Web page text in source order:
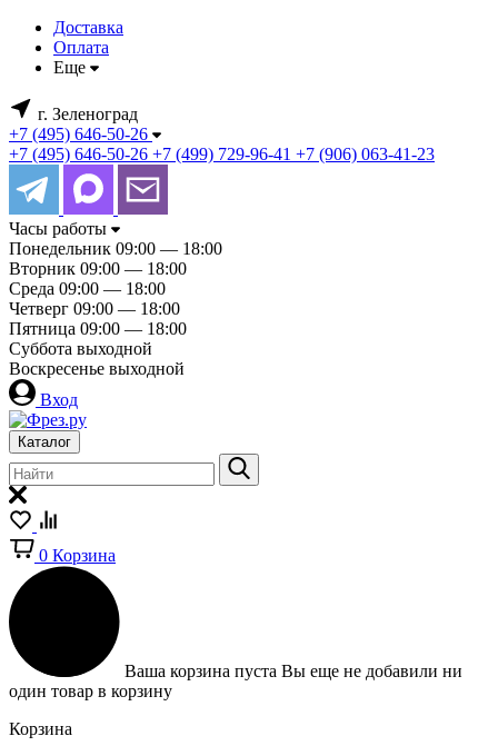
Доставка
Оплата
Еще
г. Зеленоград
+7 (495) 646-50-26
+7 (495) 646-50-26 +7 (499) 729-96-41 +7 (906) 063-41-23
Часы работы
Понедельник 09:00 — 18:00
Вторник 09:00 — 18:00
Среда 09:00 — 18:00
Четверг 09:00 — 18:00
Пятница 09:00 — 18:00
Суббота выходной
Воскресенье выходной
Вход
Каталог
0 Корзина
Ваша корзина пуста Вы еще не добавили ни
один товар в корзину
Корзина